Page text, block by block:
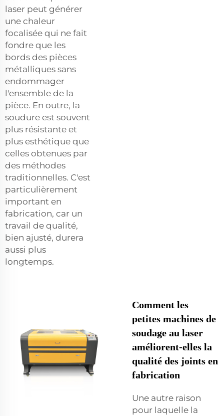
laser peut générer
une chaleur
focalisée qui ne fait
fondre que les
bords des pièces
métalliques sans
endommager
l'ensemble de la
pièce. En outre, la
soudure est souvent
plus résistante et
plus esthétique que
celles obtenues par
des méthodes
traditionnelles. C'est
particulièrement
important en
fabrication, car un
travail de qualité,
bien ajusté, durera
aussi plus
longtemps.
Comment les
petites machines de
soudage au laser
améliorent-elles la
qualité des joints en
fabrication
Une autre raison
pour laquelle la